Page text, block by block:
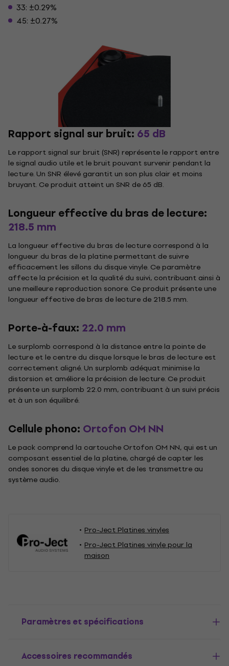
33: ±0.29%
45: ±0.27%
Rapport signal sur bruit: 65 dB
Le rapport signal sur bruit (SNR) représente le rapport entre
le signal audio utile et le bruit pouvant survenir pendant la
lecture. Un SNR élevé garantit un son plus clair et moins
bruyant. Ce produit atteint un SNR de 65 dB.
Longueur effective du bras de lecture:
218.5 mm
La longueur effective du bras de lecture correspond à la
longueur du bras de la platine permettant de suivre
efficacement les sillons du disque vinyle. Ce paramètre
affecte la précision et la qualité du suivi, contribuant ainsi à
une meilleure reproduction sonore. Ce produit présente une
longueur effective de bras de lecture de 218.5 mm.
Porte-à-faux: 22.0 mm
Le surplomb correspond à la distance entre la pointe de
lecture et le centre du disque lorsque le bras de lecture est
correctement aligné. Un surplomb adéquat minimise la
distorsion et améliore la précision de lecture. Ce produit
présente un surplomb 22.0 mm, contribuant à un suivi précis
et à un son équilibré.
Cellule phono: Ortofon OM NN
Le pack comprend la cartouche Ortofon OM NN, qui est un
composant essentiel de la platine, chargé de capter les
ondes sonores du disque vinyle et de les transmettre au
système audio.
Pro-Ject Platines vinyles
Pro-Ject Platines vinyle pour la
maison
Paramètres et spécifications
Accessoires recommandés